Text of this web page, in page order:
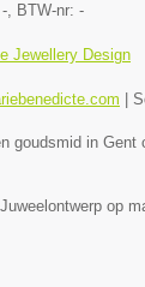
-, BTW-nr: -
Jewellery Design
goudsmid in Gent
op